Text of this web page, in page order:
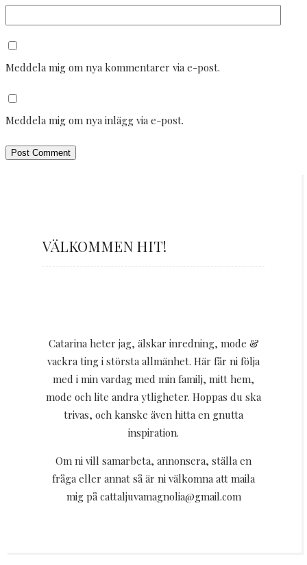
Meddela mig om nya kommentarer via e-post.
Meddela mig om nya inlägg via e-post.
VÄLKOMMEN HIT!
Catarina heter jag, älskar inredning, mode &
vackra ting i största allmänhet. Här får ni följa
med i min vardag med min familj, mitt hem,
mode och lite andra ytligheter. Hoppas du ska
trivas, och kanske även hitta en gnutta
inspiration.
Om ni vill samarbeta, annonsera, ställa en
fråga eller annat så är ni välkomna att maila
mig på cattaljuvamagnolia@gmail.com